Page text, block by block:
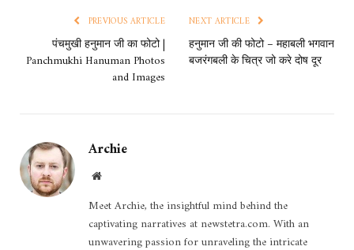
PREVIOUS ARTICLE
पंचमुखी हनुमान जी का फोटो |
Panchmukhi Hanuman Photos
and Images
NEXT ARTICLE
हनुमान जी की फोटो – महाबली भगवान
बजरंगबली के चित्र जो करे दोष दूर
Archie
Website
Meet Archie, the insightful mind behind the
captivating narratives at newstetra.com. With an
unwavering passion for unraveling the intricate